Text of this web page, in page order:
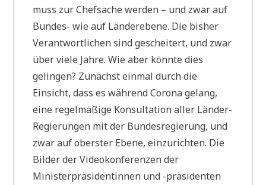
muss zur Chefsache werden – und zwar auf
Bundes- wie auf Länderebene. Die bisher
Verantwortlichen sind gescheitert, und zwar
über viele Jahre. Wie aber könnte dies
gelingen? Zunächst einmal durch die
Einsicht, dass es während Corona gelang,
eine regelmäßige Konsultation aller Länder-
Regierungen mit der Bundesregierung, und
zwar auf oberster Ebene, einzurichten. Die
Bilder der Videokonferenzen der
Ministerpräsidentinnen und -präsidenten